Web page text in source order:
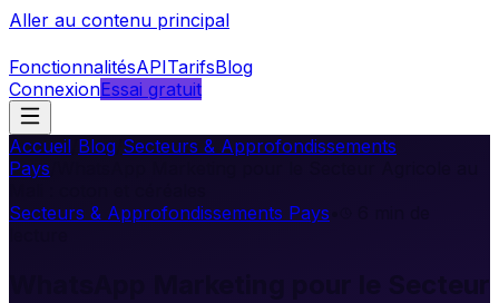
Aller au contenu principal
FonctionnalitésAPITarifsBlog
ConnexionEssai gratuit
Accueil Blog Secteurs & Approfondissements
Pays
Secteurs & Approfondissements Pays